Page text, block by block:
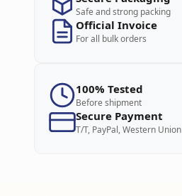
Safe and strong packing
Official Invoice
For all bulk orders
100% Tested
Before shipment
Secure Payment
T/T, PayPal, Western Union